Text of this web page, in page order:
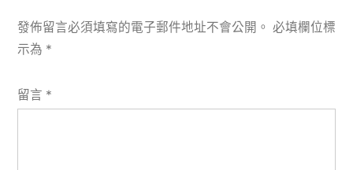
發佈留言必須填寫的電子郵件地址不會公開。 必填欄位標
示為 *
留言 *